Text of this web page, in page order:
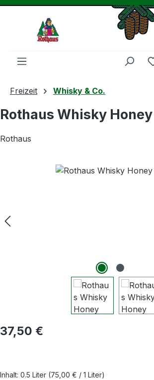
Freizeit Whisky & Co.
Rothaus Whisky
Rothaus
Bildergalerie überspringen
Regulärer Preis:
37,50 €
Inhalt: 0.5 Liter (75,00 € / 1 Liter)